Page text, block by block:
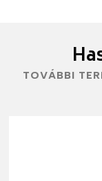
TOVÁBBI